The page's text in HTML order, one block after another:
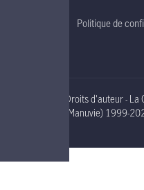
Politique de
Droits d'auteur -
(Manuvie) nineteen
1999-